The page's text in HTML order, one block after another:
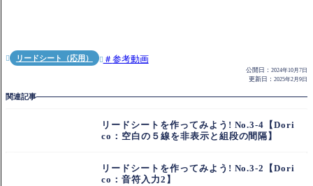
 リードシート（応用）  参考動画
公開日： 2024年10月7日
更新日： 2025年2月9日
関連記事
リードシートを作ってみよう! No.3-4【Dori
co：空白の５線を非表示と組段の間隔】
リードシートを作ってみよう! No.3-2【Dori
co：音符入力2】